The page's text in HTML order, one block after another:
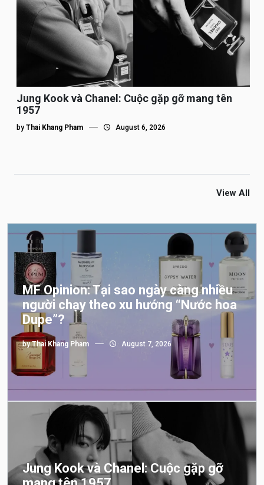
Jung Kook và Chanel: Cuộc gặp gỡ mang tên
1957
by Thai Khang Pham August 6, 2026
View All
MF Opinion: Tại sao ngày càng nhiều
người chạy theo xu hướng “Nước hoa
Dupe”?
byThai Khang Pham August 7, 2026
Jung Kook và Chanel: Cuộc gặp gỡ